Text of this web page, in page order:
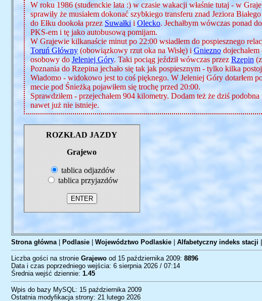
W roku 1986 (studenckie lata :) w czasie wakacji właśnie tutaj - w
sprawiły że musiałem dokonać szybkiego transferu znad Jeziora
do Ełku dookoła przez Suwałki i Olecko. Jechałbym wówczas ponad
PKS-em i tę jako autobusową pomijam.
W Grajewie kilkanaście minut po 22:00 wsiadłem do pospiesznego
Toruń Główny(obowiązkowy rzut oka na Wisłę) i Gnieznodojechałem
osobowy do Jeleniej Góry. Taki pociąg jeździł wówczas przez Rzepin
Poznania do Rzepina jechało się tak jak pospiesznym - tylko kilka
Wiadomo - widokowo jest to coś pięknego. W Jeleniej Góry dotarłem
mecie pod Śnieżką pojawiłem się trochę przed 20:00.
Sprawdziłem - przejechałem 904 kilometry. Dodam też że dziś
nawet już nie istnieje.
ROZKŁAD JAZDY
Grajewo
tablica odjazdów
tablica przyjazdów
Strona główna| Podlasie| Województwo Podlaskie| Alfabetyczny indeks stacji
Liczba gości na stronie Grajewood 15 października 2009: 8896
Data i czas poprzedniego wejścia: 6 sierpnia 2026 / 07:14
Średnia wejść dziennie: 1.45
Wpis do bazy MySQL: 15 października 2009
Ostatnia modyfikacja strony: 21 lutego 2026